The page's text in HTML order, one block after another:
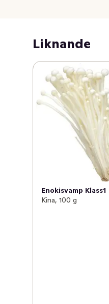
Liknande
Enokisvamp Klass1
Kina, 100 g